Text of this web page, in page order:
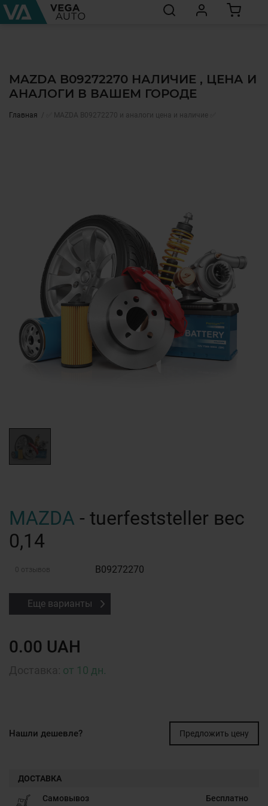
MAZDA B09272270 НАЛИЧИЕ , ЦЕНА И
АНАЛОГИ В ВАШЕМ ГОРОДЕ
Главная ✅ MAZDA B09272270 и аналоги цена и наличие ✅
MAZDA - tuerfeststeller вес
0,14
0 отзывов B09272270
Еще варианты
0.00 UAH
от 10 дн.
Нашли дешевле? Предложить цену
ДОСТАВКА
Самовывоз Бесплатно